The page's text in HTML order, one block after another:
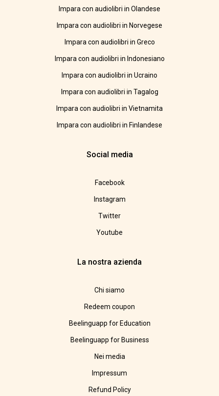
Impara con audiolibri in Olandese
Impara con audiolibri in Norvegese
Impara con audiolibri in Greco
Impara con audiolibri in Indonesiano
Impara con audiolibri in Ucraino
Impara con audiolibri in Tagalog
Impara con audiolibri in Vietnamita
Impara con audiolibri in Finlandese
Social media
Facebook
Instagram
Twitter
Youtube
La nostra azienda
Chi siamo
Redeem coupon
Beelinguapp for Education
Beelinguapp for Business
Nei media
Impressum
Refund Policy